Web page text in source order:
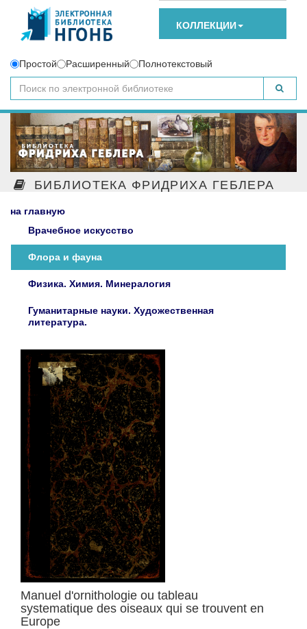
КОЛЛЕКЦИИ
Простой Расширенный Полнотекстовый
БИБЛИОТЕКА ФРИДРИХА ГЕБЛЕРА
на главную
Врачебное искусство
Флора и фауна
Физика. Химия. Минералогия
Гуманитарные науки. Художественная
литература.
Manuel d'ornithologie ou tableau
systematique des oiseaux qui se trouvent en
Europe